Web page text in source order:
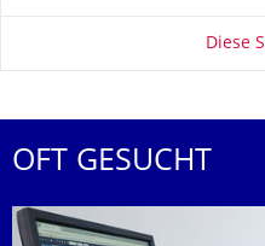
Diese
OFT GESUCHT